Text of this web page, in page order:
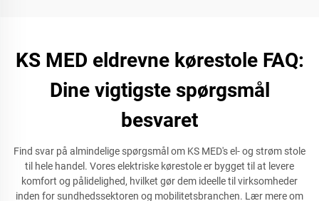
KS MED eldrevne kørestole FAQ:
Dine vigtigste spørgsmål
besvaret
Find svar på almindelige spørgsmål om KS MED's el- og strøm stole
til hele handel. Vores elektriske kørestole er bygget til at levere
komfort og pålidelighed, hvilket gør dem ideelle til virksomheder
inden for sundhedssektoren og mobilitetsbranchen. Lær mere om